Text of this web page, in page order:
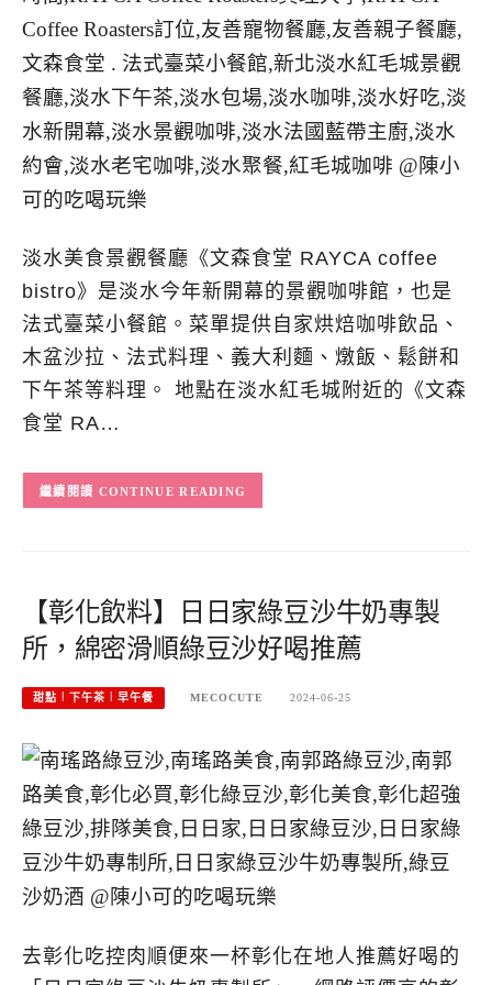
淡水美食景觀餐廳《文森食堂 RAYCA coffee
bistro》是淡水今年新開幕的景觀咖啡館，也是
法式臺菜小餐館。菜單提供自家烘焙咖啡飲品、
木盆沙拉、法式料理、義大利麵、燉飯、鬆餅和
下午茶等料理。 地點在淡水紅毛城附近的《文森
食堂 RA…
CONTINUE READING
【彰化飲料】日日家綠豆沙牛奶專製
所，綿密滑順綠豆沙好喝推薦
甜點︱下午茶︱早午餐 MECOCUTE 2024-06-25
去彰化吃控肉順便來一杯彰化在地人推薦好喝的